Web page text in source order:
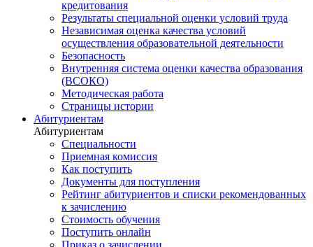
кредитования
Результаты специальной оценки условий труда
Независимая оценка качества условий
осуществления образовательной деятельности
Безопасность
Внутренняя система оценки качества образования
(ВСОКО)
Методическая работа
Страницы истории
Абитуриентам
Абитуриентам
Специальности
Приемная комиссия
Как поступить
Документы для поступления
Рейтинг абитуриентов и списки рекомендованных
к зачислению
Стоимость обучения
Поступить онлайн
Приказ о зачислении